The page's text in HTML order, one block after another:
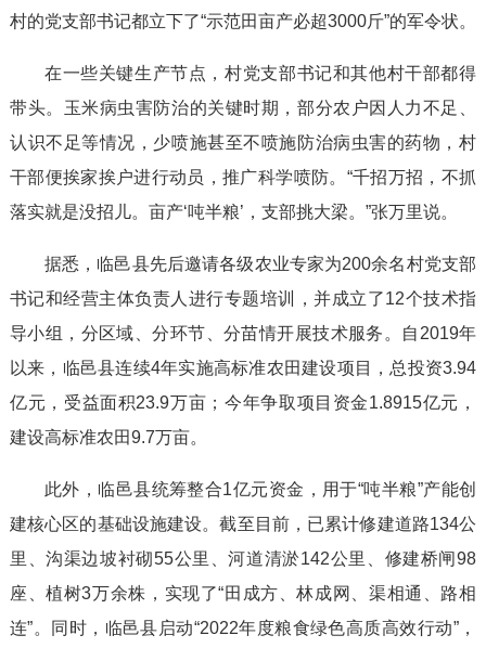
村的党支部书记都立下了“示范田亩产必超3000斤”的军令状。
在一些关键生产节点，村党支部书记和其他村干部都得
带头。玉米病虫害防治的关键时期，部分农户因人力不足、
认识不足等情况，少喷施甚至不喷施防治病虫害的药物，村
干部便挨家挨户进行动员，推广科学喷防。“千招万招，不抓
落实就是没招儿。亩产‘吨半粮’，支部挑大梁。”张万里说。
据悉，临邑县先后邀请各级农业专家为200余名村党支部
书记和经营主体负责人进行专题培训，并成立了12个技术指
导小组，分区域、分环节、分苗情开展技术服务。自2019年
以来，临邑县连续4年实施高标准农田建设项目，总投资3.94
亿元，受益面积23.9万亩；今年争取项目资金1.8915亿元，
建设高标准农田9.7万亩。
此外，临邑县统筹整合1亿元资金，用于“吨半粮”产能创
建核心区的基础设施建设。截至目前，已累计修建道路134公
里、沟渠边坡衬砌55公里、河道清淤142公里、修建桥闸98
座、植树3万余株，实现了“田成方、林成网、渠相通、路相
连”。同时，临邑县启动“2022年度粮食绿色高质高效行动”，